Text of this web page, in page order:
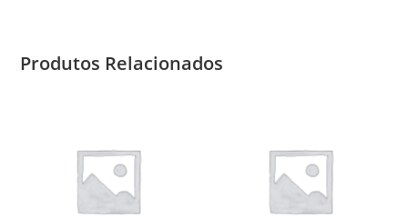
Produtos Relacionados